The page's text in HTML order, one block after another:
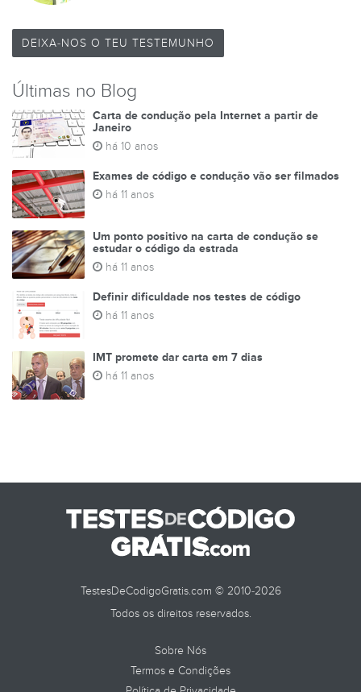
DEIXA-NOS O TEU TESTEMUNHO
Últimas no Blog
Carta de condução pela Internet a partir de
Janeiro
há 10 anos
Exames de código e condução vão ser filmados
há 11 anos
Um ponto positivo na carta de condução se
estudar o código da estrada
há 11 anos
Definir dificuldade nos testes de código
há 11 anos
IMT promete dar carta em 7 dias
há 11 anos
TestesDeCodigoGratis.com © 2010-2026
Todos os direitos reservados.
Sobre Nós
Termos e Condições